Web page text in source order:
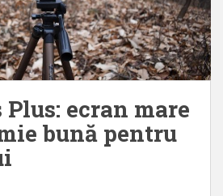
Plus: ecran mare
bună pentru